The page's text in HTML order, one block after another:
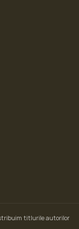
titlurile autorilor